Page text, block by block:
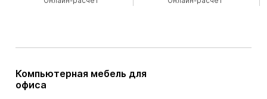
Компьютерная мебель для
офиса